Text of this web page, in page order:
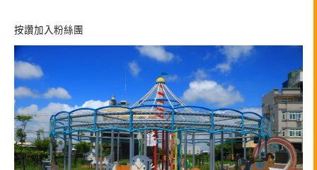
按讚加入粉絲團